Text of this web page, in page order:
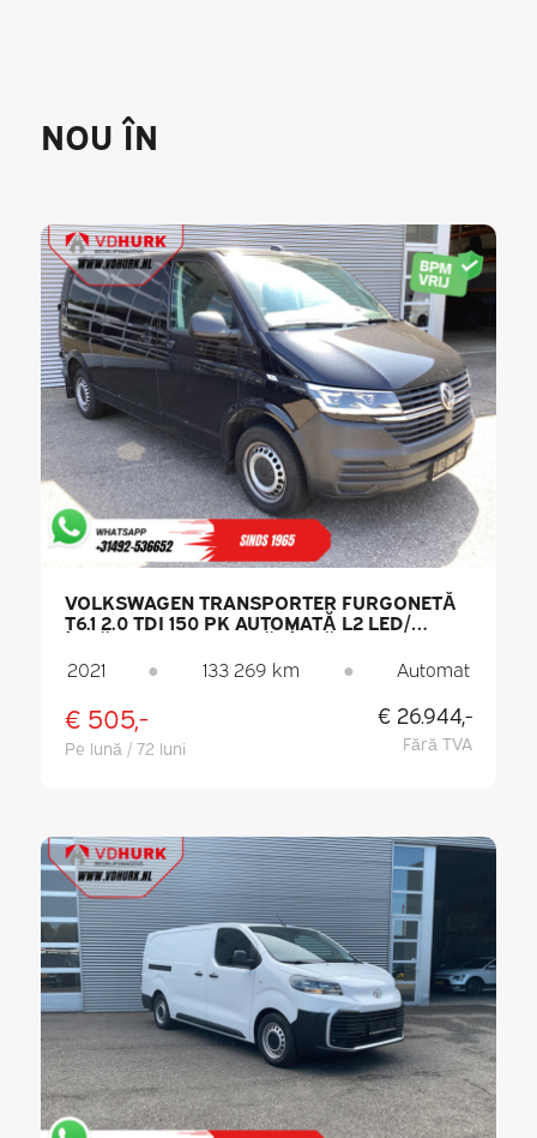
NOU ÎN
VOLKSWAGEN TRANSPORTER FURGONETĂ
T6.1 2.0 TDI 150 PK AUTOMATĂ L2 LED/
ÎNCĂLZIRE AUTONOMĂ/ ÎNCĂLZIRE
SCAUNE/ CARPLAY/ PDC/ CRUISE
CONTROL/ AER CONDIȚIONAT/ CÂRLIG DE
2021 ● 133 269 km ● Automat
€ 505,-
Pe lună / 72 luni
€ 26.944,-
Fără TVA